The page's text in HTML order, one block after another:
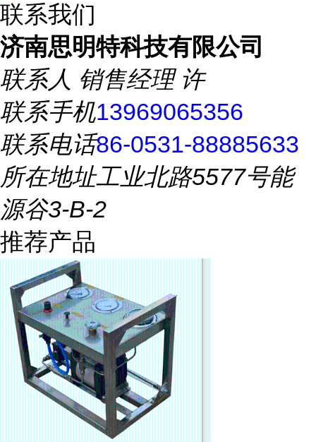
联系我们
济南思明特科技有限公司
联系人 销售经理 许
联系手机13969065356
联系电话86-0531-88885633
所在地址工业北路5577号能
源谷3-B-2
推荐产品